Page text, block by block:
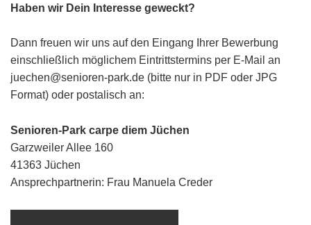
Haben wir Dein Interesse geweckt?
Dann freuen wir uns auf den Eingang Ihrer Bewerbung
einschließlich möglichem Eintrittstermins per E-Mail an
juechen@senioren-park.de (bitte nur in PDF oder JPG
Format) oder postalisch an:
Senioren-Park carpe diem Jüchen
Garzweiler Allee 160
41363 Jüchen
Ansprechpartnerin: Frau Manuela Creder